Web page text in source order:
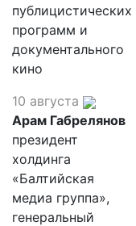
публицистических
программ и
документального
кино
10 августа
Арам Габрелянов
президент
холдинга
«Балтийская
медиа группа»,
генеральный